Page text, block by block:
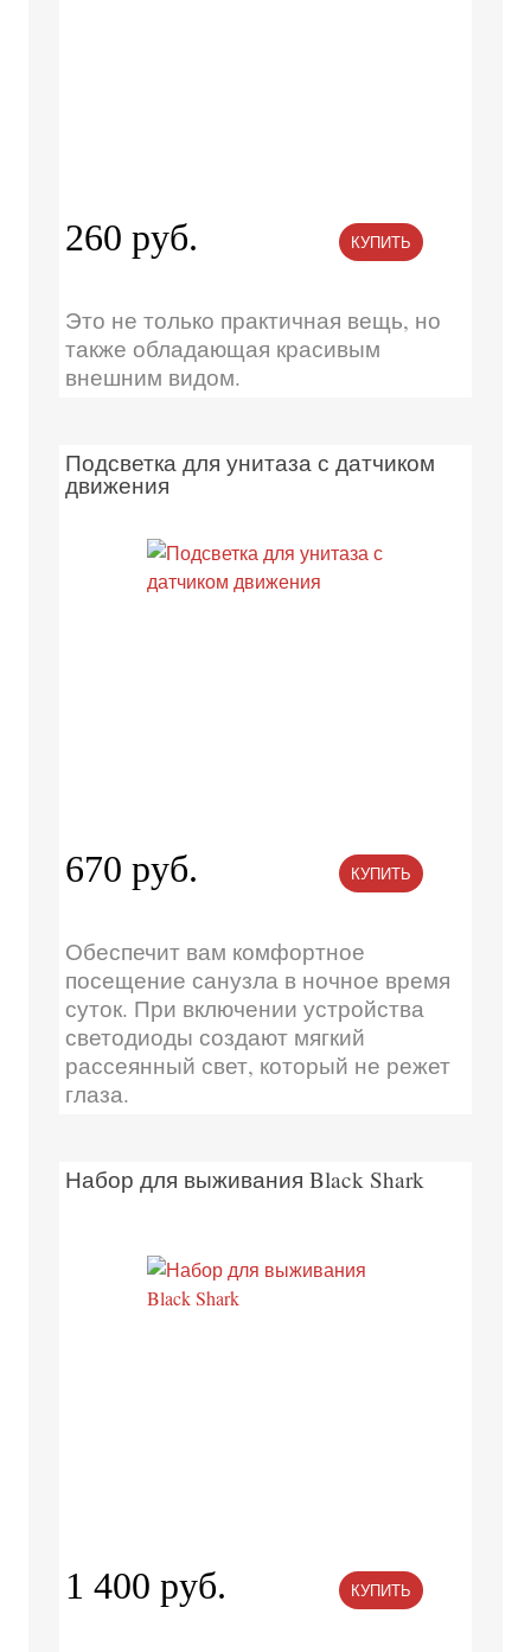
260 руб. КУПИТЬ
Это не только практичная вещь, но
также обладающая красивым
внешним видом.
Подсветка для унитаза с датчиком
движения
670 руб. КУПИТЬ
Обеспечит вам комфортное
посещение санузла в ночное время
суток. При включении устройства
светодиоды создают мягкий
рассеянный свет, который не режет
глаза.
Набор для выживания Black Shark
1 400 руб. КУПИТЬ